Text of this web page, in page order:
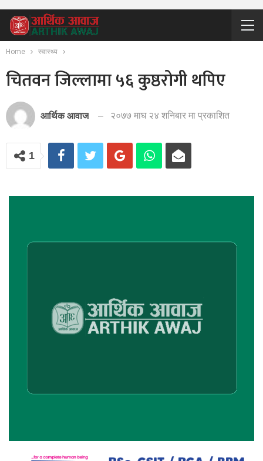
Home स्वास्थ्य
चितवन जिल्लामा ५६ कुष्ठरोगी थपिए
आर्थिक आवाज २०७७ माघ २४ शनिबार मा प्रकाशित
1